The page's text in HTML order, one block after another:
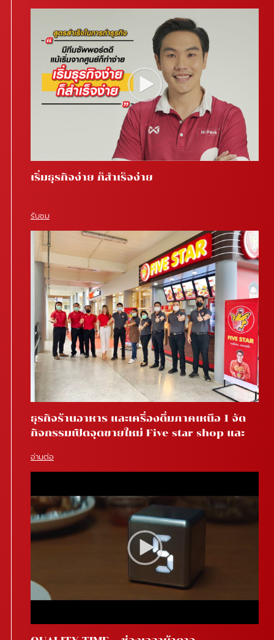
เริ่มธุรกิจง่าย ก็สำเร็จง่าย
รับชม
ธุรกิจร้านอาหาร และเครื่องดื่มภาคเหนือ 1 จัด
กิจกรรมเปิดจุดขายใหม่ Five star shop และ
อ่านต่อ